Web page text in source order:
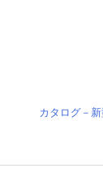
カタログ－